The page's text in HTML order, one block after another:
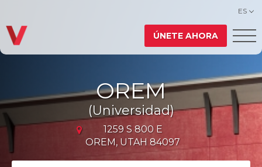
ES
ÚNETE AHORA
OREM
(Universidad)
1259 S 800 E
OREM, UTAH 84097